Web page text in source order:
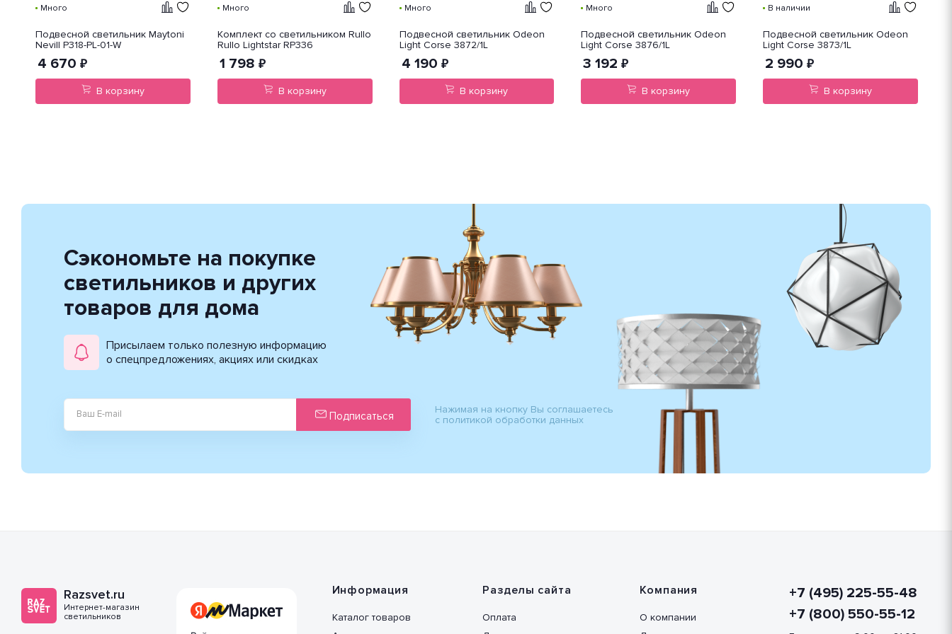
Много
Подвесной светильник Maytoni
Nevill P318-PL-01-W
4 670 ₽
В корзину
Много
Комплект со светильником Rullo
Rullo Lightstar RP336
1 798 ₽
В корзину
Много
Подвесной светильник Odeon
Light Corse 3872/1L
4 190 ₽
В корзину
Много
Подвесной светильник Odeon
Light Corse 3876/1L
3 192 ₽
В корзину
В наличии
Подвесной светильник Odeon
Light Corse 3873/1L
2 990 ₽
В корзину
Сэкономьте на покупке
светильников и других
товаров для дома
Присылаем только полезную информацию
о спецпредложениях, акциях или скидках
Подписаться
Нажимая на кнопку Вы соглашаетесь
с политикой обработки данных
Razsvet.ru
Интернет-магазин
светильников
Информация
Каталог товаров
Разделы сайта
Оплата
Компания
О компании
+7 (495) 225-55-48
+7 (800) 550-55-12